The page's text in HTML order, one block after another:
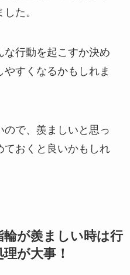
た。
行動を起こすか決め
すくなるかもしれま
で、羨ましいと思っ
ておくと良いかもしれ
輪が羨ましい時は行
が大事！